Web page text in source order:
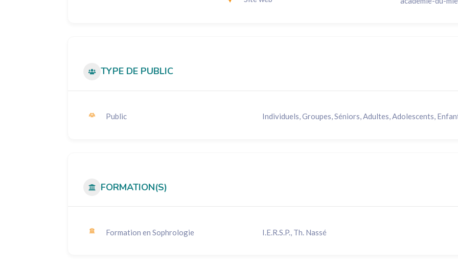
TYPE DE PUBLIC
Public Individuels, Groupes, Séniors, Adultes, Adolescents,
FORMATION(S)
Formation en Sophrologie I.E.R.S.P., Th. Nassé